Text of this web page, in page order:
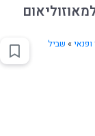
ופנאי» שביל